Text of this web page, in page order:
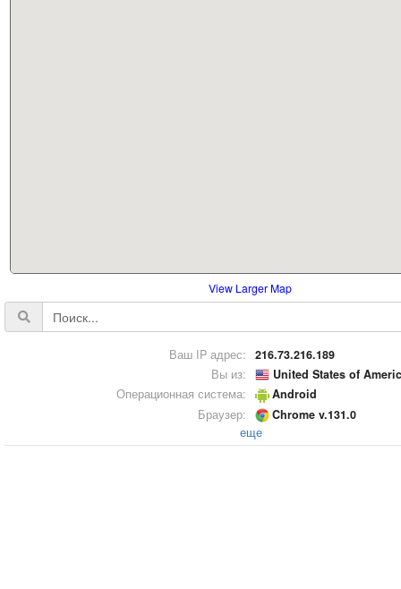
View Larger Map
Ваш IP адрес:
216.73.216.189
Вы из:
United States of
Операционная система:
Android
Браузер:
Chrome v.131.0
еще